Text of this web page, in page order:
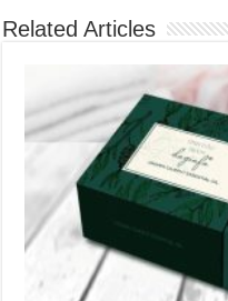
Related Articles